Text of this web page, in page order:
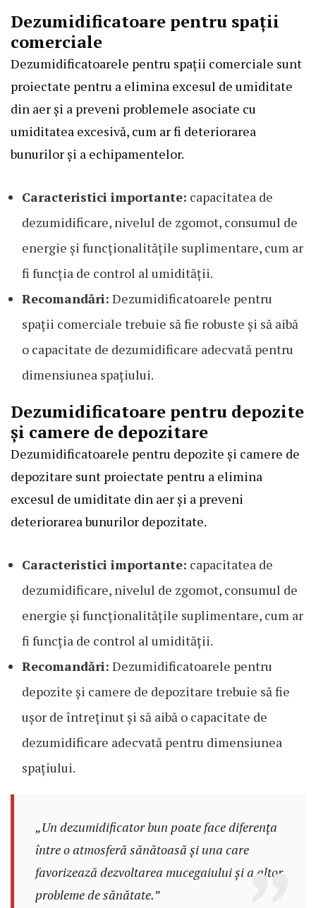
Dezumidificatoare pentru spații
comerciale
Dezumidificatoarele pentru spații comerciale sunt
proiectate pentru a elimina excesul de umiditate
din aer și a preveni problemele asociate cu
umiditatea excesivă, cum ar fi deteriorarea
bunurilor și a echipamentelor.
Caracteristici importante: capacitatea de
dezumidificare, nivelul de zgomot, consumul de
energie și funcționalitățile suplimentare, cum ar
fi funcția de control al umidității.
Recomandări: Dezumidificatoarele pentru
spații comerciale trebuie să fie robuste și să aibă
o capacitate de dezumidificare adecvată pentru
dimensiunea spațiului.
Dezumidificatoare pentru depozite
și camere de depozitare
Dezumidificatoarele pentru depozite și camere de
depozitare sunt proiectate pentru a elimina
excesul de umiditate din aer și a preveni
deteriorarea bunurilor depozitate.
Caracteristici importante: capacitatea de
dezumidificare, nivelul de zgomot, consumul de
energie și funcționalitățile suplimentare, cum ar
fi funcția de control al umidității.
Recomandări: Dezumidificatoarele pentru
depozite și camere de depozitare trebuie să fie
ușor de întreținut și să aibă o capacitate de
dezumidificare adecvată pentru dimensiunea
spațiului.
„Un dezumidificator bun poate face diferența
între o atmosferă sănătoasă și una care
favorizează dezvoltarea mucegaiului și a altor
probleme de sănătate.”